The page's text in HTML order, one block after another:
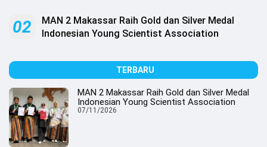
02
MAN 2 Makassar Raih Gold dan Silver Medal
Indonesian Young Scientist Association
TERBARU
MAN 2 Makassar Raih Gold dan Silver Medal
Indonesian Young Scientist Association
07/11/2026